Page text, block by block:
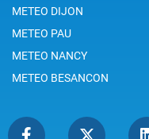
METEO DIJON
METEO PAU
METEO NANCY
METEO BESANCON